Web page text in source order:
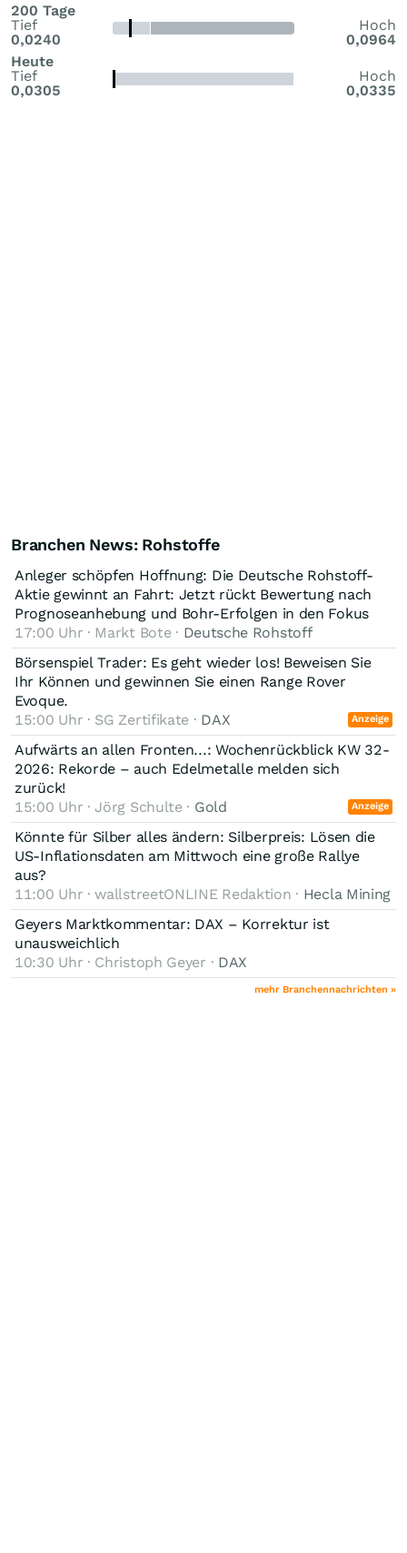
200 Tage
Tief
0,0240
Hoch
0,0964
Heute
Tief
0,0305
Hoch
0,0335
Branchen News: Rohstoffe
Anleger schöpfen Hoffnung: Die Deutsche Rohstoff-
Aktie gewinnt an Fahrt: Jetzt rückt Bewertung nach
Prognoseanhebung und Bohr-Erfolgen in den Fokus
17:00 Uhr · Markt Bote · Deutsche Rohstoff
Börsenspiel Trader: Es geht wieder los! Beweisen Sie
Ihr Können und gewinnen Sie einen Range Rover
Evoque.
15:00 Uhr · SG Zertifikate · DAX Anzeige
Aufwärts an allen Fronten...: Wochenrückblick KW 32-
2026: Rekorde – auch Edelmetalle melden sich
zurück!
15:00 Uhr · Jörg Schulte · Gold Anzeige
Könnte für Silber alles ändern: Silberpreis: Lösen die
US-Inflationsdaten am Mittwoch eine große Rallye
aus?
11:00 Uhr · wallstreetONLINE Redaktion · Hecla Mining
Geyers Marktkommentar: DAX – Korrektur ist
unausweichlich
10:30 Uhr · Christoph Geyer · DAX
mehr Branchennachrichten »